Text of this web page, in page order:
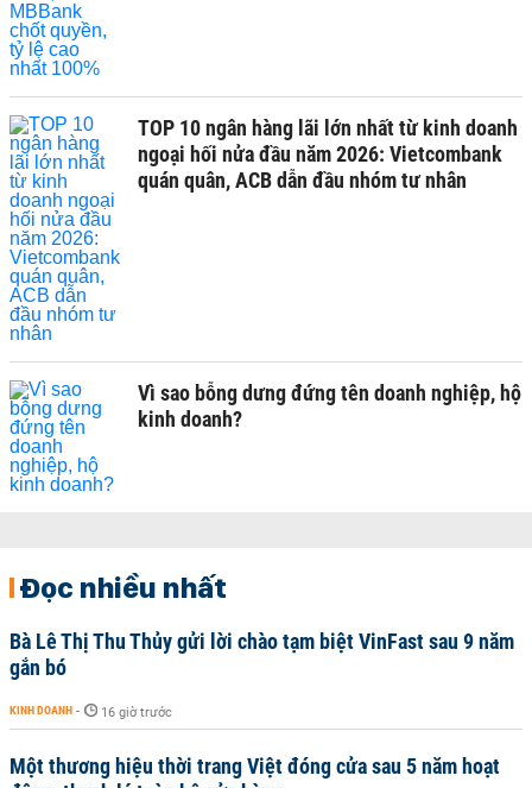
TOP 10 ngân hàng lãi lớn nhất từ kinh doanh
ngoại hối nửa đầu năm 2026: Vietcombank
quán quân, ACB dẫn đầu nhóm tư nhân
Vì sao bỗng dưng đứng tên doanh nghiệp, hộ
kinh doanh?
Đọc nhiều nhất
Bà Lê Thị Thu Thủy gửi lời chào tạm biệt VinFast sau 9 năm
gắn bó
KINH DOANH - 16 giờ trước
Một thương hiệu thời trang Việt đóng cửa sau 5 năm hoạt